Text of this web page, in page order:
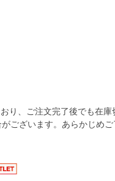
り、ご注文完了後でも在庫
ございます。あらかじめご